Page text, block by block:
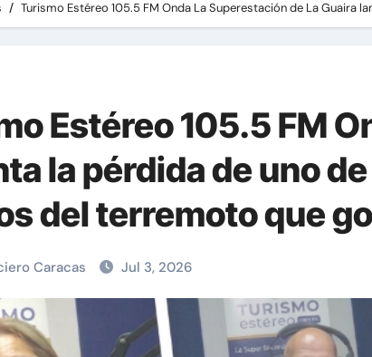
Turismo Estéreo 105.5 FM Onda La Superestación de La
Estéreo 105.5 FM
la pérdida de uno
del terremoto que
Caracas Jul 3, 2026